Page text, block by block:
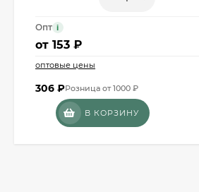
Опт i
от 153 ₽
оптовые цены
306 ₽Розница от 1000 ₽
В КОРЗИНУ